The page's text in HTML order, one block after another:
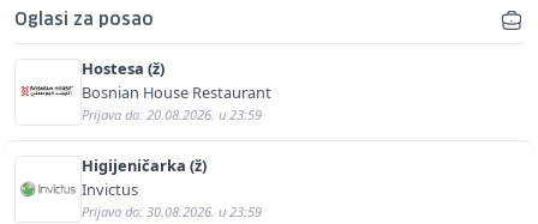
Oglasi za posao
Hostesa (ž)
Bosnian House Restaurant
Prijava do: 20.08.2026. u 23:59
Higijeničarka (ž)
Invictus
Prijava do: 30.08.2026. u 23:59